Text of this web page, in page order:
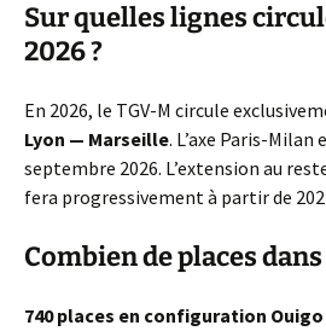
Sur quelles lignes
2026 ?
En 2026, le TGV-M circule
Lyon — Marseille. L’axe Paris-
septembre 2026. L’extension au
fera progressivement à partir de
Combien de places
740 places en configuration Ouigo